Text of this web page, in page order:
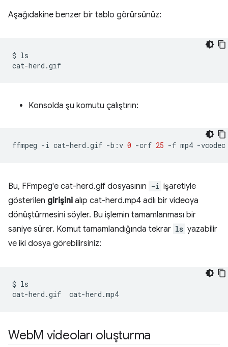
Aşağıdakine benzer bir tablo görürsünüz:
$ ls
Konsolda şu komutu çalıştırın:
ffmpeg -i cat-herd.gif -b:v 0 -crf 25 -f mp4 -vcodec
Bu, FFmpeg'e cat-herd.gif dosyasının -i işaretiyle
gösterilen girişini alıp cat-herd.mp4 adlı bir videoya
dönüştürmesini söyler. Bu işlemin tamamlanması bir
saniye sürer. Komut tamamlandığında tekrar ls yazabilir
ve iki dosya görebilirsiniz:
$ ls
cat-herd.gif
WebM videoları oluşturma